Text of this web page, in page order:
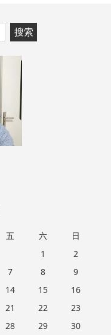
五 六
日
1
2
7 8
9
14 15
16
21 22
23
28 29
30